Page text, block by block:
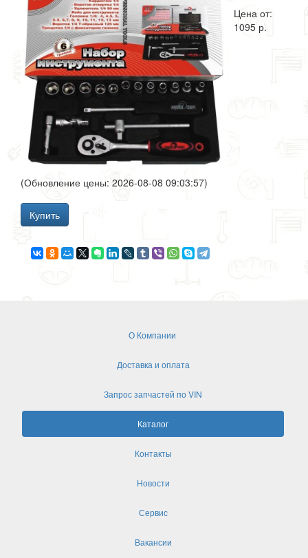
Цена от:
1095 р.
(Обновление цены: 2026-08-08 09:03:57)
Купить
О Компании
Доставка и оплата
Запрос запчастей по VIN
Каталог
Контакты
Новости
Сервис
Вакансии